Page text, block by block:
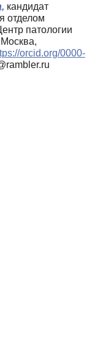
кандидат
отделом
патологии
orcid.org/0000-